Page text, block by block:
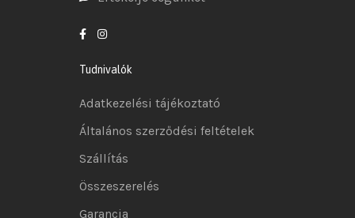
Tudnivalók
Adatkezelési tájékoztató
Általános szerződési feltételek
Szállítás
Összeszerelés
Garancia